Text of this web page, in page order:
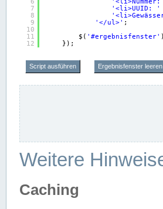
7
8
9
10
11
12
'<li>UUID: '
'</ul>' ;
$( '#ergebnisfenster'
});
Script ausführen Ergebnisfenster leeren
Weitere
Caching